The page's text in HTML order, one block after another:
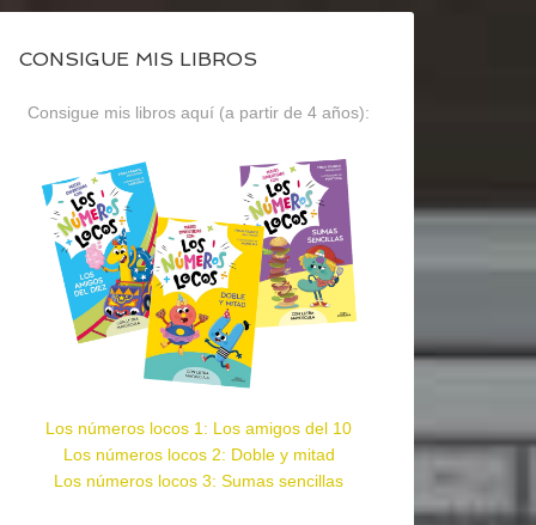
CONSIGUE MIS LIBROS
Consigue mis libros aquí (a partir de 4 años):
Los números locos 1: Los amigos del 10
Los números locos 2: Doble y mitad
Los números locos 3: Sumas sencillas